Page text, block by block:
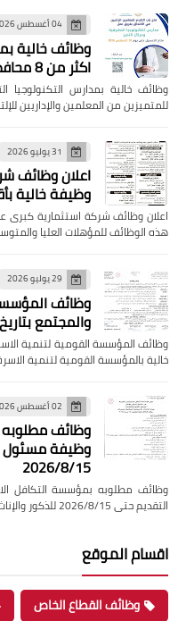
04 أغسطس 2026
وظائف خالية
اكثر من 8 محافظات
للمتميزين من المعلمين والإداريين
31 يوليو 2026
وظيفة خالية
هذه الوظائف للمؤهلات العليا
29 يوليو 2026
وظائف
والمجتمع بتاريخ
خالية بالمؤسسة القومية لتنمية
02 أغسطس 2026
وظائف
وظيفة مسئول
2026/8/15
وظائف مطلوبه بمؤسسة التكافل
التقديم حتى 2026/8/15 للذكور والإناث اعلان…
اقسام الموقع
وظائف القطاع الخاص